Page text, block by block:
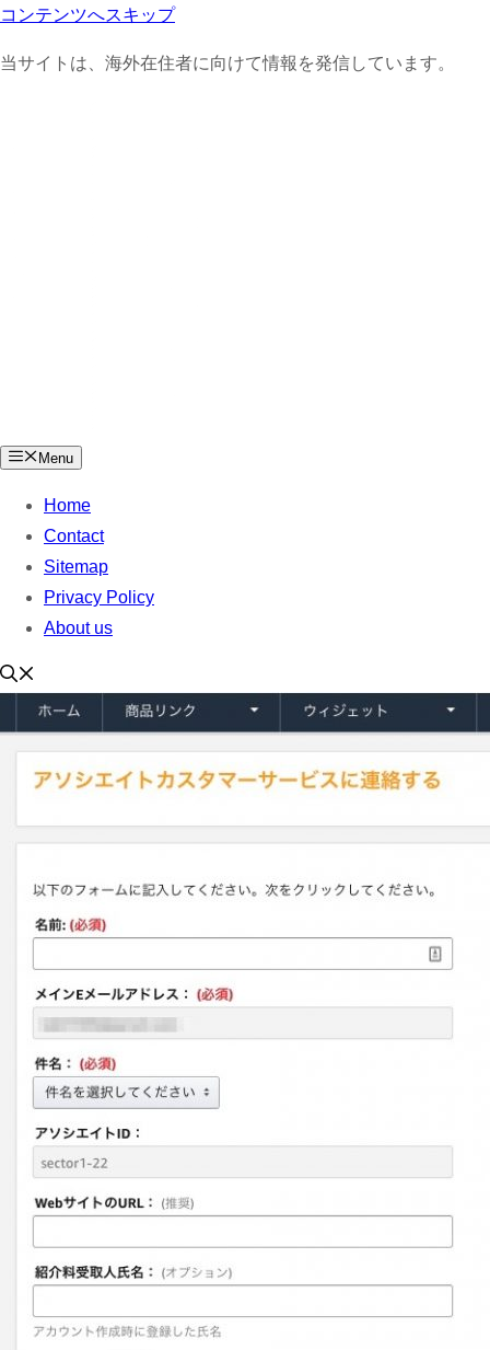
コンテンツへスキップ
当サイトは、海外在住者に向けて情報を発信しています。
Menu
Home
Contact
Sitemap
Privacy Policy
About us